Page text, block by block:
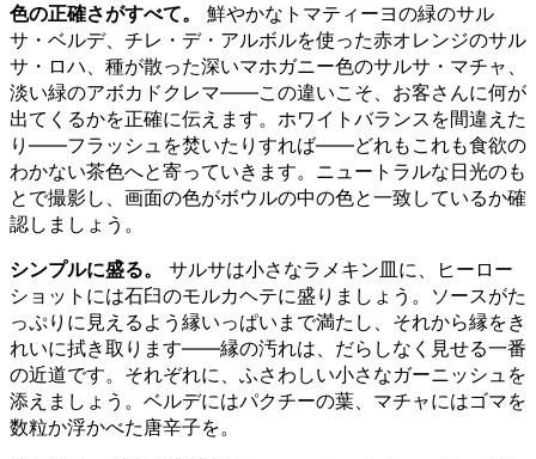
色の正確さがすべて。
鮮やかなトマティーヨの緑のサル
サ・ベルデ、チレ・デ・アルボルを使った赤オレンジのサル
サ・ロハ、種が散った深いマホガニー色のサルサ・マチャ、
淡い緑のアボカドクレマ——この違いこそ、お客さんに何が
出てくるかを正確に伝えます。ホワイトバランスを間違えた
り——フラッシュを焚いたりすれば——どれもこれも食欲の
わかない茶色へと寄っていきます。ニュートラルな日光のも
とで撮影し、画面の色がボウルの中の色と一致しているか確
認しましょう。
シンプルに盛る。
サルサは小さなラメキン皿に、ヒーロー
ショットには石臼のモルカヘテに盛りましょう。ソースがた
っぷりに見えるよう縁いっぱいまで満たし、それから縁をき
れいに拭き取ります——縁の汚れは、だらしなく見せる一番
の近道です。それぞれに、ふさわしい小さなガーニッシュを
添えましょう。ベルデにはパクチーの葉、マチャにはゴマを
数粒か浮かべた唐辛子を。